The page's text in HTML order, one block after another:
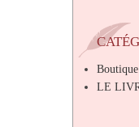
Boutique
LE